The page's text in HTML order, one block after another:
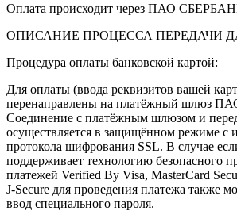
Оплата происходит через ПАО
ОПИСАНИЕ ПРОЦЕССА ПЕРЕДАЧИ
Процедура оплаты банковской картой:
Для оплаты (ввода реквизитов вашей
перенаправлены на платёжный шлюз
Соединение с платёжным шлюзом и
осуществляется в защищённом режиме с
протокола шифрования SSL. В случае
поддерживает технологию безопасного
платежей Verified By Visa, MasterCard
J-Secure для проведения платежа также
ввод специального пароля.